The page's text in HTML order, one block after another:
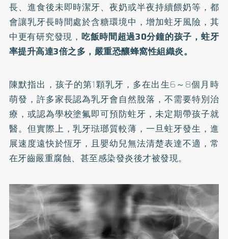
長、進食後未即時潔牙、夜奶或半夜持續餵奶等，都
會讓乳牙長時間處於含糖環境中，增加蛀牙風險，其
中更有研究發現， 吃飯時間超過30分鐘的孩子，蛀牙
率提升高達3倍之多，嚴重恐釀蜂窩性組織炎。
陳默指出，孩子的第1顆乳牙，多在出生6～8個月時
萌發，許多家長認為乳牙會自然脫落，不需要特別治
療，或認為學校塗氟即可預防蛀牙，未定期帶孩子就
醫。但實際上，乳牙琺瑯質較薄，一旦蛀牙發生，進
展速度遠快於恆牙，且嬰幼兒無法清楚表達不適，常
在牙齒嚴重腐蝕、甚至感染發炎後才被發現。